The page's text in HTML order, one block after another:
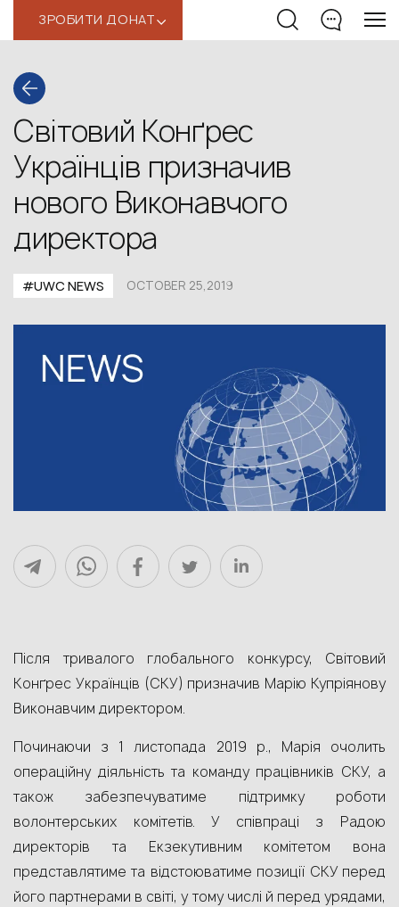
ЗРОБИТИ ДОНАТ‹
Світовий Конґрес
Українців призначив
нового Виконавчого
директора
#UWC NEWS OCTOBER 25,2019
Після тривалого глобального конкурсу, Світовий
Конґрес Українців (СКУ) призначив Марію Купріянову
Виконавчим директором.
Починаючи з 1 листопада 2019 р., Марія очолить
операційну діяльність та команду працівників СКУ, а
також забезпечуватиме підтримку роботи
волонтерських комітетів. У співпраці з Радою
директорів та Екзекутивним комітетом вона
представлятиме та відстоюватиме позиції СКУ перед
його партнерами в світі, у тому числі й перед урядами,